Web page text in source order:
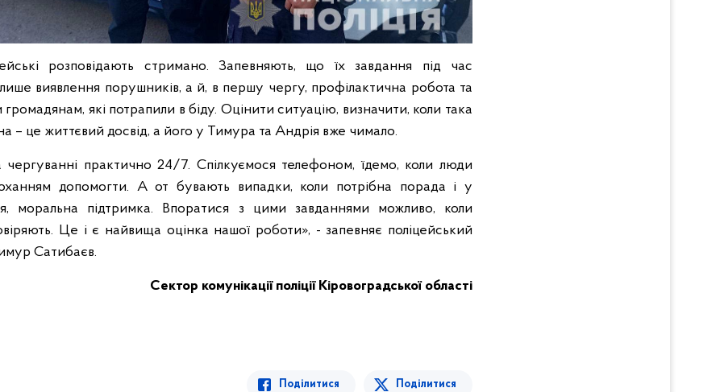
розповідають стримано. Запевняють, що їх завдання під час
виявлення порушників, а й, в першу чергу, профілактична робота та
які потрапили в біду. Оцінити ситуацію, визначити, коли така
– це життєвий досвід, а його у Тимура та Андрія вже чимало.
практично 24/7. Спілкуємося телефоном, їдемо, коли люди
допомогти. А от бувають випадки, коли потрібна порада і у
моральна підтримка. Впоратися з цими завданнями можливо, коли
Це і є найвища оцінка нашої роботи», - запевняє поліцейський
Сатибаєв.
Сектор комунікаціїполіції Кіровоградської області
Поділитися Поділитися